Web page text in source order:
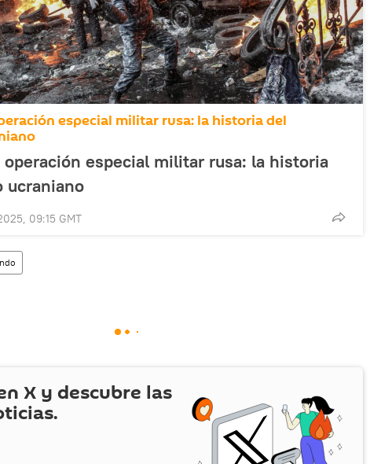
especial militar rusa: la historia del
operación especial militar rusa: la historia
ucraniano
09:15 GMT
X y descubre las